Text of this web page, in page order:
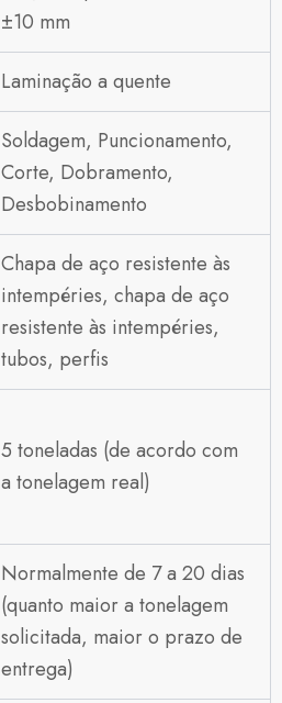
±10 mm
Laminação a quente
Soldagem, Puncionamento,
Corte, Dobramento,
Desbobinamento
Chapa de aço resistente às
intempéries, chapa de aço
resistente às intempéries,
tubos, perfis
5 toneladas (de acordo com
a tonelagem real)
Normalmente de 7 a 20 dias
(quanto maior a tonelagem
solicitada, maior o prazo de
entrega)